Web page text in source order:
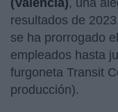
resultados de
se ha prorrogado el
empleados hasta
furgoneta Transit
producción).